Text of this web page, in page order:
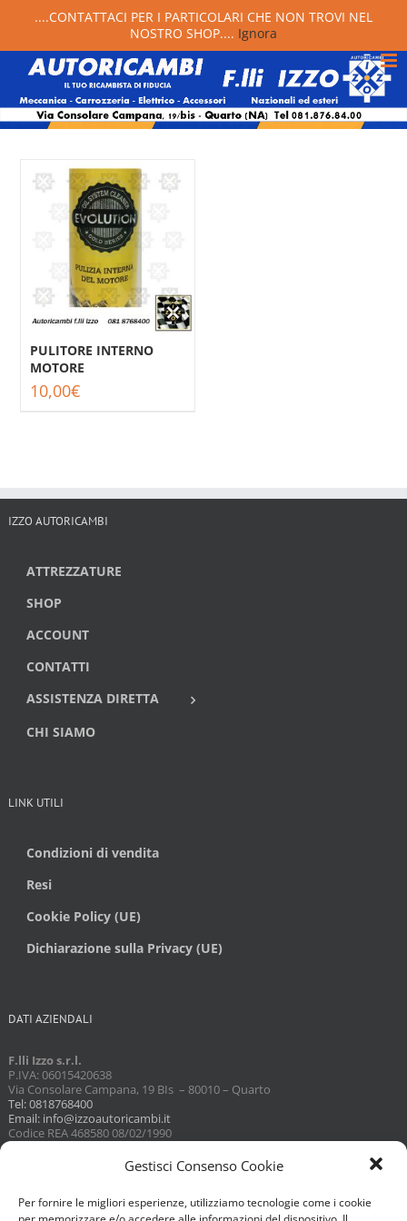
Gestisci Consenso Cookie
Per fornire le migliori esperienze, utilizziamo tecnologie come i cookie
PULITORE INTERNO
MOTORE
10,00€
IZZO AUTORICAMBI
ATTREZZATURE
SHOP
ACCOUNT
CONTATTI
ASSISTENZA DIRETTA
CHI SIAMO
LINK UTILI
Condizioni di vendita
Resi
Cookie Policy (UE)
Dichiarazione sulla Privacy (UE)
DATI AZIENDALI
F.lli Izzo s.r.l.
P.IVA: 06015420638
Via Consolare Campana, 19 BIs – 80010 – Quarto
Tel: 0818768400
Email: info@izzoautoricambi.it
Codice REA 468580 08/02/1990
Capitale sociale 3098,74
....CONTATTACI PER I PARTICOLARI CHE NON TROVI NEL
NOSTRO SHOP.... Ignora